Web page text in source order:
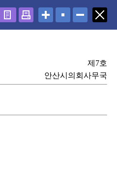
제7호
안산시의회사무국